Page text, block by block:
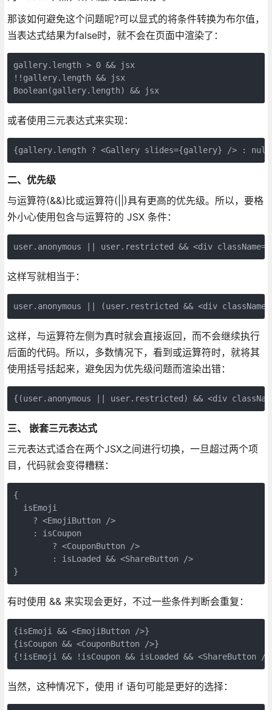
那该如何避免这个问题呢?可以显式的将条件转换为布尔值，
当表达式结果为false时，就不会在页面中渲染了：
gallery.length > 0 && jsx
!!gallery.length && jsx
Boolean(gallery.length) && jsx
或者使用三元表达式来实现：
{gallery.length ? <Gallery slides={gallery} /> :
二、优先级
与运算符(&&)比或运算符(||)具有更高的优先级。所以，要格
外小心使用包含与运算符的 JSX 条件：
user.anonymous || user.restricted && <div
这样写就相当于：
user.anonymous || (user.restricted && <div
这样，与运算符左侧为真时就会直接返回，而不会继续执行
后面的代码。所以，多数情况下，看到或运算符时，就将其
使用括号括起来，避免因为优先级问题而渲染出错：
{(user.anonymous || user.restricted) && <div
三、 嵌套三元表达式
三元表达式适合在两个JSX之间进行切换，一旦超过两个项
目，代码就会变得糟糕：
{
  isEmoji
    ? <EmojiButton />
    : isCoupon
        ? <CouponButton />
        : isLoaded && <ShareButton />
}
有时使用 && 来实现会更好，不过一些条件判断会重复：
{isEmoji && <EmojiButton />}
{isCoupon && <CouponButton />}
{!isEmoji && !isCoupon && isLoaded && <ShareButton /
当然，这种情况下，使用 if 语句可能是更好的选择：